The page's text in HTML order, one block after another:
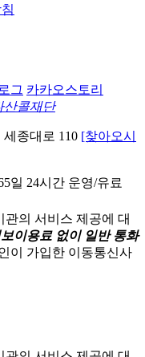
그 카카오스토리
산콜재단
세종대로 110 [찾아오시
일 24시간 운영/유료
관의 서비스 제공에 대
이용료 없이 일반 통화
이 가입한 이동통신사